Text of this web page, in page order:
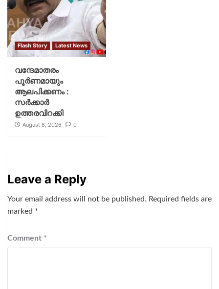
Flash Story Latest News
വന്ദേമാതരം
പൂര്‍ണമായും
ആലപിക്കണം :
സര്‍ക്കാര്‍
ഉത്തരവിറക്കി
August 8, 2026 0
Leave a Reply
Your email address will not be published. Required fields are
marked *
Comment *